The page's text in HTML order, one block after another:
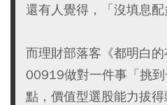
還有人覺得，「沒填息配
而理財部落客《都明白的
00919做對一件事「挑
點，價值型選股能力拔得